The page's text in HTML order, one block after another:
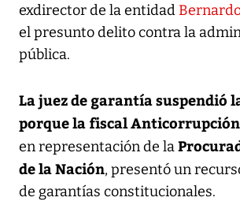
exdirector de la entidad
el presunto delito contra la
pública.
La juez de garantía suspendió
porque la fiscal
en representación de la
de la Nación, presentó un
de garantías constitucionales.